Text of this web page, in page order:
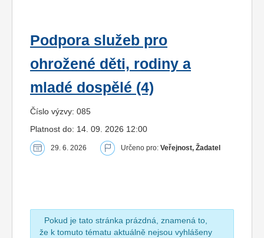
Podpora služeb pro
ohrožené děti, rodiny a
mladé dospělé (4)
Číslo výzvy: 085
Platnost do: 14. 09. 2026 12:00
29. 6. 2026 Určeno pro: Veřejnost, Žadatel
Pokud je tato stránka prázdná, znamená to,
že k tomuto tématu aktuálně nejsou vyhlášeny